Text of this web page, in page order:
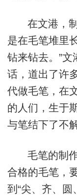
在文港，
是在毛笔堆里
钻来钻去。”
话，道出了许
代做毛笔，在
的人们，生于
与笔结下了不
毛笔的制
合格的毛笔，
到“尖、齐、